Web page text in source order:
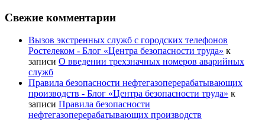
Свежие комментарии
Вызов экстренных служб с городских телефонов
Ростелеком - Блог «Центра безопасности труда» к
записи О введении трехзначных номеров аварийных
служб
Правила безопасности нефтегазоперерабатывающих
производств - Блог «Центра безопасности труда» к
записи Правила безопасности
нефтегазоперерабатывающих производств